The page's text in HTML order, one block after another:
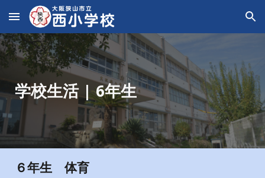
Skip to main content Skip to navigation
学校生活 | 6年生
６年生体育